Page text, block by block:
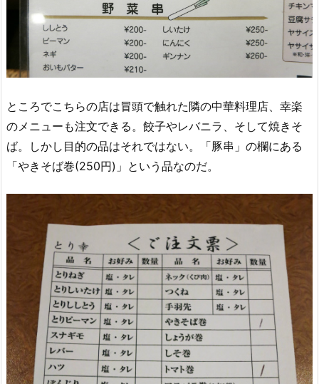
ところでこちらの店は冒頭で触れた隣の中華料理店、幸楽
のメニューも注文できる。餃子やレバニラ、そして焼きそ
ば。しかし目的の品はそれではない。「豚串」の欄にある
「やきそば巻(250円)」という品なのだ。